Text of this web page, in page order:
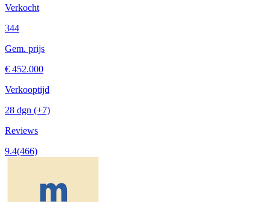
Verkocht
344
Gem. prijs
€ 452.000
Verkooptijd
28 dgn (+7)
Reviews
9.4(466)